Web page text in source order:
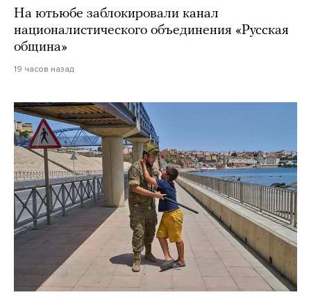
На ютьюбе заблокировали канал
националистического объединения «Русская
община»
19 часов назад